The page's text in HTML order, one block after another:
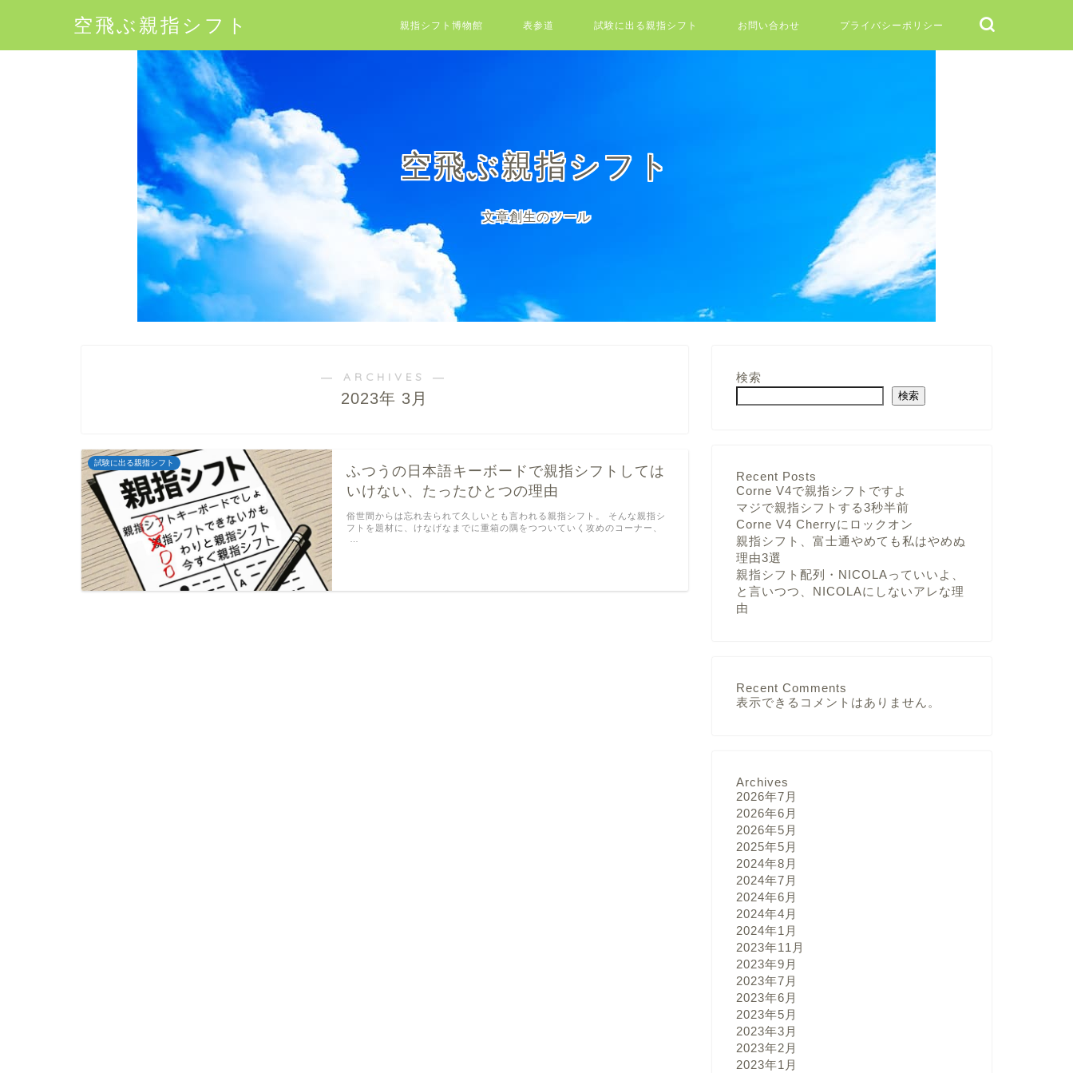
空飛ぶ親指シフト 親指シフト博物館 表参道 試験に出る親指シフト お問い合わせ プライバシーポリシー
空飛ぶ親指シフト
文章創生のツール
― ARCHIVES ―
2023年 3月
試験に出る親指シフト
ふつうの日本語キーボードで親指シフトしては
いけない、たったひとつの理由
俗世間からは忘れ去られて久しいとも言われる親指シフト。 そんな親指シ
フトを題材に、けなげなまでに重箱の隅をつついていく攻めのコーナー、
検索
検索
Recent Posts
Corne V4で親指シフトですよ
マジで親指シフトする3秒半前
Corne V4 Cherryにロックオン
親指シフト、富士通やめても私はやめぬ
理由3選
親指シフト配列・NICOLAっていいよ、
と言いつつ、NICOLAにしないアレな理
由
Recent Comments
表示できるコメントはありません。
Archives
2026年7月
2026年6月
2026年5月
2025年5月
2024年8月
2024年7月
2024年6月
2024年4月
2024年1月
2023年11月
2023年9月
2023年7月
2023年6月
2023年5月
2023年3月
2023年2月
2023年1月